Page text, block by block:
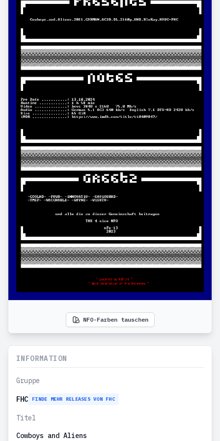
NFO-Farben tauschen
INFORMATION
Gruppe
FHC FINDE MEHR RELEASES VON FHC
Titel
Cowboys and Aliens